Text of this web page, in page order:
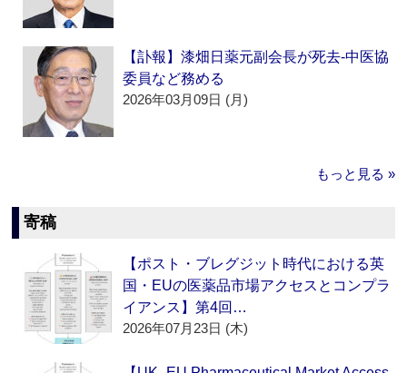
【訃報】漆畑日薬元副会長が死去‐中医協
委員など務める
2026年03月09日 (月)
もっと見る »
寄稿
【ポスト・ブレグジット時代における英
国・EUの医薬品市場アクセスとコンプラ
イアンス】第4回…
2026年07月23日 (木)